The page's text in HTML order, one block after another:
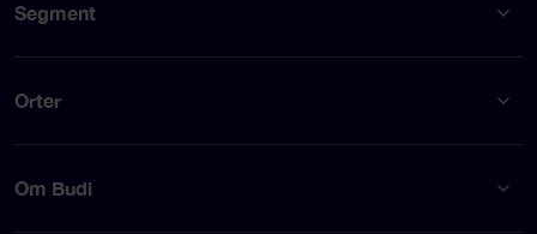
Segment
Orter
Om Budi